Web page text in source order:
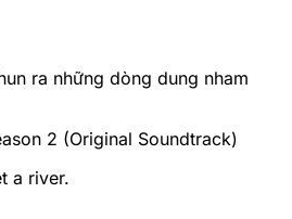
ra những dòng dung nham
2 (Original Soundtrack)
a river.